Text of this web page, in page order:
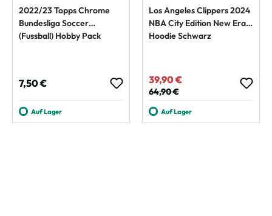
2022/23 Topps Chrome
Bundesliga Soccer
(Fussball) Hobby Pack
Regulärer Preis:
7,50 €
Auf Lager
Los Angeles Clippers 2024
NBA City Edition New Era
Hoodie Schwarz
Verkaufspreis:
39,90 €
Regulärer Preis:
64,90 €
Auf Lager